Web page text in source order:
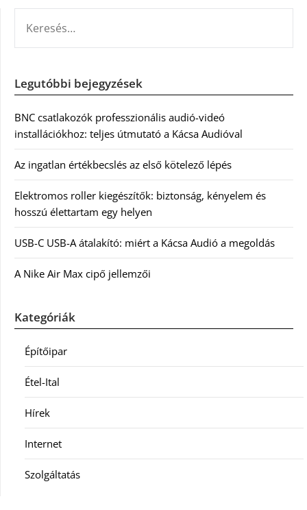
Legutóbbi bejegyzések
BNC csatlakozók professzionális audió-videó
installációkhoz: teljes útmutató a Kácsa Audióval
Az ingatlan értékbecslés az első kötelező lépés
Elektromos roller kiegészítők: biztonság, kényelem és
hosszú élettartam egy helyen
USB-C USB-A átalakító: miért a Kácsa Audió a megoldás
A Nike Air Max cipő jellemzői
Kategóriák
Építőipar
Étel-Ital
Hírek
Internet
Szolgáltatás